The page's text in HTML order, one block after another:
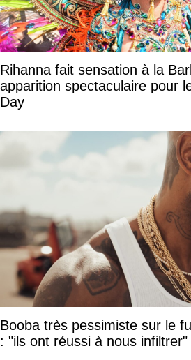
Rihanna fait sensation à la
apparition spectaculaire pour
Day
Booba très pessimiste sur le
: "ils ont réussi à nous infiltrer"